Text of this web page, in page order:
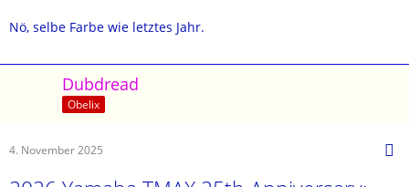
Nö, selbe Farbe wie letztes Jahr.
Dubdread
Obelix
4. November 2025